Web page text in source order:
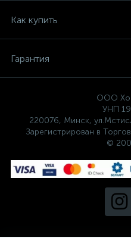
Как купить
Гарантия
ООО
УНП
220076, Минск,
Зарегистрирован в
©